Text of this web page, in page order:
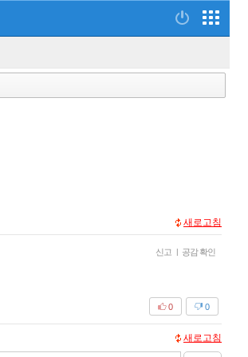
새로고침
신고 | 공감 확인
0
0
새로고침